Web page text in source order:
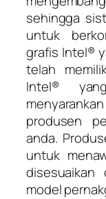
sehingga
untuk
grafis Intel®
telah
Intel®
produsen
anda.
untuk
model